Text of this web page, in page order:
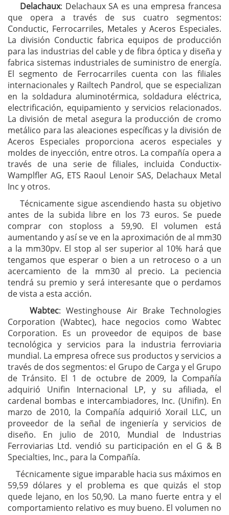
Delachaux: Delachaux SA es una empresa francesa
que opera a través de sus cuatro segmentos:
Conductic, Ferrocarriles, Metales y Aceros Especiales.
La división Conductic fabrica equipos de producción
para las industrias del cable y de fibra óptica y diseña y
fabrica sistemas industriales de suministro de energía.
El segmento de Ferrocarriles cuenta con las filiales
internacionales y Railtech Pandrol, que se especializan
en la soldadura aluminotérmica, soldadura eléctrica,
electrificación, equipamiento y servicios relacionados.
La división de metal asegura la producción de cromo
metálico para las aleaciones específicas y la división de
Aceros Especiales proporciona aceros especiales y
moldes de inyección, entre otros. La compañía opera a
través de una serie de filiales, incluida Conductix-
Wamplfler AG, ETS Raoul Lenoir SAS, Delachaux Metal
Inc y otros.
Técnicamente sigue ascendiendo hasta su objetivo
antes de la subida libre en los 73 euros. Se puede
comprar con stoploss a 59,90. El volumen está
aumentando y así se ve en la aproximación de al mm30
a la mm30pv. El stop al ser superior al 10% hará que
tengamos que esperar o bien a un retroceso o a un
acercamiento de la mm30 al precio. La peciencia
tendrá su premio y será interesante que o perdamos
de vista a esta acción.
Wabtec: Westinghouse Air Brake Technologies
Corporation (Wabtec), hace negocios como Wabtec
Corporation. Es un proveedor de equipos de base
tecnológica y servicios para la industria ferroviaria
mundial. La empresa ofrece sus productos y servicios a
través de dos segmentos: el Grupo de Carga y el Grupo
de Tránsito. El 1 de octubre de 2009, la Compañía
adquirió Unifin Internacional LP, y su afiliada, el
cardenal bombas e intercambiadores, Inc. (Unifin). En
marzo de 2010, la Compañía adquirió Xorail LLC, un
proveedor de la señal de ingeniería y servicios de
diseño. En julio de 2010, Mundial de Industrias
Ferroviarias Ltd. vendió su participación en el G & B
Specialties, Inc., para la Compañía.
Técnicamente sigue imparable hacia sus máximos en
59,59 dólares y el problema es que quizás el stop
quede lejano, en los 50,90. La mano fuerte entra y el
comportamiento relativo es muy bueno. El volumen no